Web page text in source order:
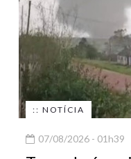
:: NOTÍCIA
07/08/2026 - 01h39